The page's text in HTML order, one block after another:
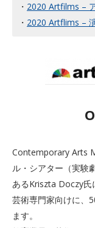
・ 2020 Artfilms –
・ 2020 Artflims –
Contemporary Arts
ル・シアター（実験
あるKriszta Doczy氏
芸術専門家向けに、
ます。